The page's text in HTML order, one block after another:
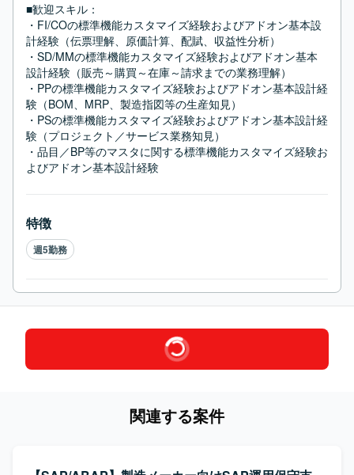
■歓迎スキル：
・FI/COの標準機能カスタマイズ経験およびアドオン基本設
計経験（伝票理解、原価計算、配賦、収益性分析）
・SD/MMの標準機能カスタマイズ経験およびアドオン基本
設計経験（販売～購買～在庫～請求までの業務理解）
・PPの標準機能カスタマイズ経験およびアドオン基本設計経
験（BOM、MRP、製造指図等の生産知見）
・PSの標準機能カスタマイズ経験およびアドオン基本設計経
験（プロジェクト／サービス業務知見）
・品目／BP等のマスタに関する標準機能カスタマイズ経験お
よびアドオン基本設計経験
特徴
週5勤務
関連する案件